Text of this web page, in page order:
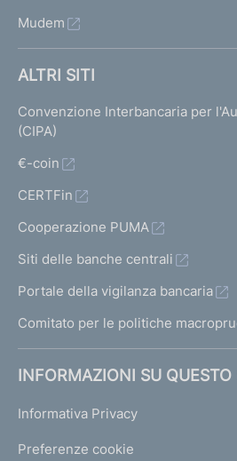
Mudem
ALTRI SITI
Convenzione Interbancaria per
(CIPA)
€-coin
CERTFin
Cooperazione PUMA
Siti delle banche centrali
Portale della vigilanza bancaria
Comitato per le politiche
INFORMAZIONI SU QUESTO
Informativa Privacy
Preferenze cookie